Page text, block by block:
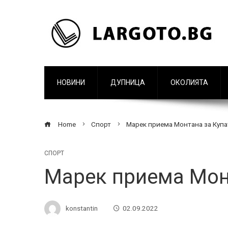
НОВИНИ ДУПНИЦА ОКОЛИЯТА
Home Спорт Марек приема Монтана за
СПОРТ
Марек приема
konstantin 02.09.2022